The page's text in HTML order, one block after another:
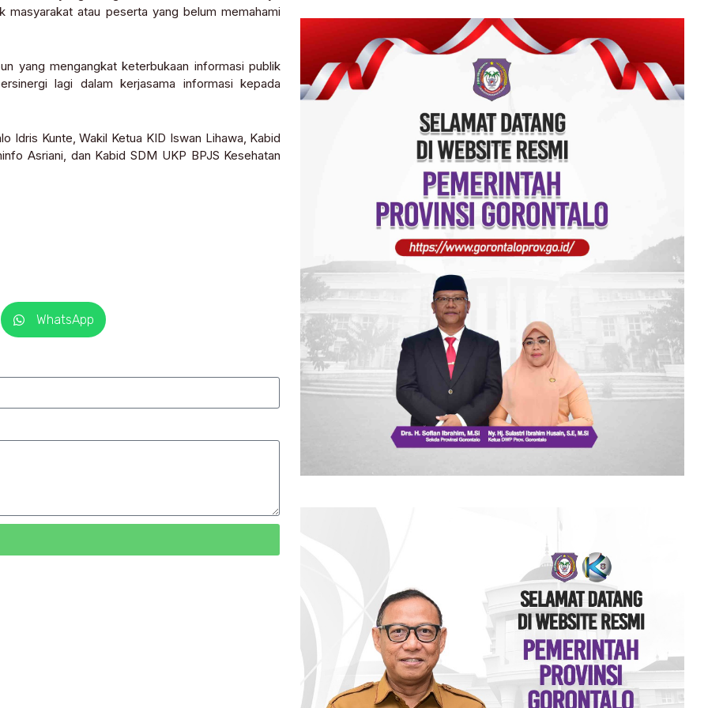
masyarakat atau peserta yang belum memahami
yang mengangkat keterbukaan informasi publik
lagi dalam kerjasama informasi kepada
Idris Kunte, Wakil Ketua KID Iswan Lihawa, Kabid
Asriani, dan Kabid SDM UKP BPJS Kesehatan
WhatsApp